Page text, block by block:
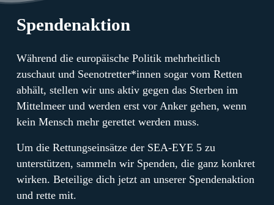
Spendenaktion
Während die europäische Politik mehrheitlich
zuschaut und Seenotretter*innen sogar vom Retten
abhält, stellen wir uns aktiv gegen das Sterben im
Mittelmeer und werden erst vor Anker gehen, wenn
kein Mensch mehr gerettet werden muss.
Um die Rettungseinsätze der SEA-EYE 5 zu
unterstützen, sammeln wir Spenden, die ganz konkret
wirken. Beteilige dich jetzt an unserer Spendenaktion
und rette mit.